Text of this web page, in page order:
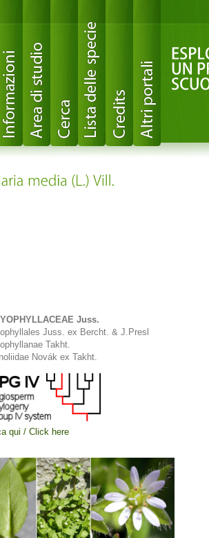
Juss.
Juss. ex Bercht. & J.Presl
Takht.
Novák ex Takht.
qui / Click here